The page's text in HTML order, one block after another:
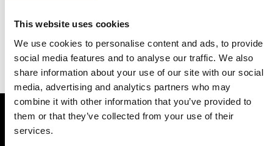
This website uses cookies
We use cookies to personalise content and ads, to provide
social media features and to analyse our traffic. We also
share information about your use of our site with our social
media, advertising and analytics partners who may
combine it with other information that you’ve provided to
them or that they’ve collected from your use of their
services.
Richiedi un preventivo